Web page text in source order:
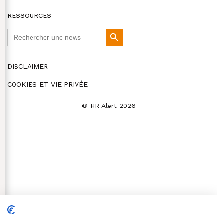
RESSOURCES
Search
Search
Button
DISCLAIMER
COOKIES ET VIE PRIVÉE
© HR Alert 2026